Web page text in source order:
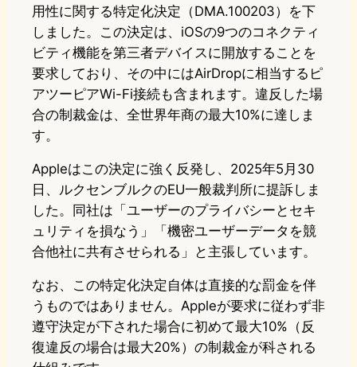
用性に関する特定化決定（DMA.100203）を下
しました。この決定は、iOSの9つのコネクティ
ビティ機能を第三者デバイスに開放することを
要求しており、その中にはAirDropに相当するピ
アツーピアWi-Fi接続も含まれます。違反した場
合の制裁金は、全世界年商の最大10%に達しま
す。
Appleはこの決定に強く反発し、2025年5月30
日、ルクセンブルクのEU一般裁判所に提訴しま
した。同社は「ユーザーのプライバシーとセキ
ュリティを損なう」「機密ユーザーデータを競
合他社に共有させられる」と主張しています。
なお、この特定化決定自体は直接的な罰金を伴
うものではありません。Appleが要求に従わず非
遵守決定が下された場合に初めて最大10%（反
復違反の場合は最大20%）の制裁金が科される